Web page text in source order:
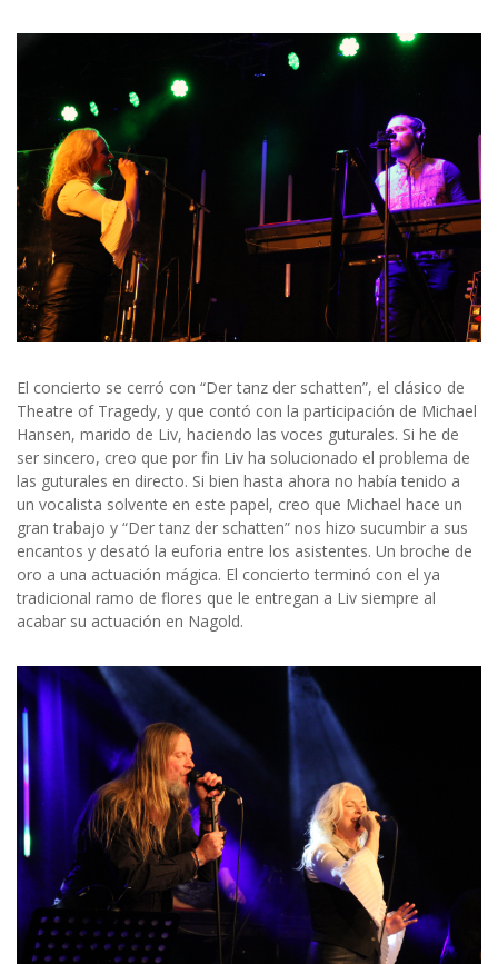
El concierto se cerró con “Der tanz der schatten”, el clásico de
Theatre of Tragedy, y que contó con la participación de Michael
Hansen, marido de Liv, haciendo las voces guturales. Si he de
ser sincero, creo que por fin Liv ha solucionado el problema de
las guturales en directo. Si bien hasta ahora no había tenido a
un vocalista solvente en este papel, creo que Michael hace un
gran trabajo y “Der tanz der schatten” nos hizo sucumbir a sus
encantos y desató la euforia entre los asistentes. Un broche de
oro a una actuación mágica. El concierto terminó con el ya
tradicional ramo de flores que le entregan a Liv siempre al
acabar su actuación en Nagold.